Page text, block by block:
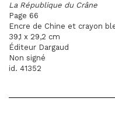
La République du Crâne
Page 66
Encre de Chine et crayon
39,1 x 29,2 cm
Éditeur Dargaud
Non signé
id. 41352